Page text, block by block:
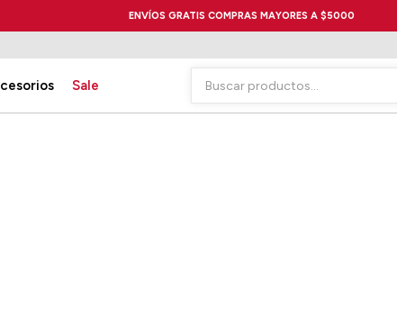
ENVÍOS GRATIS COMPRAS MAYORES A $5000
Sale